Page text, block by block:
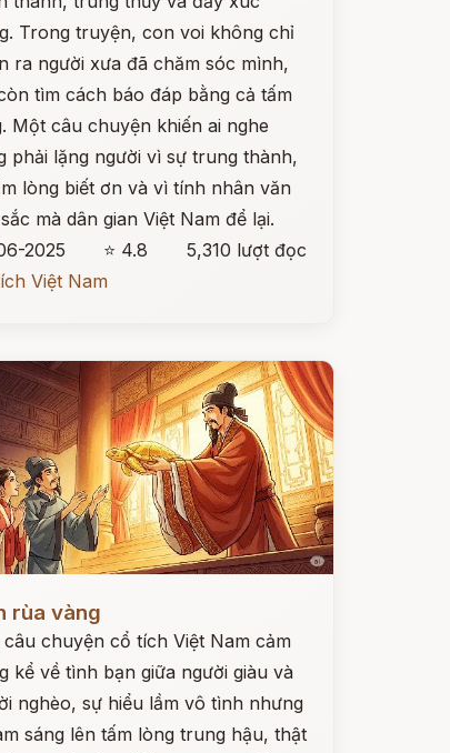
Trong truyện, con voi không chỉ
ra người xưa đã chăm sóc mình,
tìm cách báo đáp bằng cả tấm
Một câu chuyện khiến ai nghe
phải lặng người vì sự trung thành,
lòng biết ơn và vì tính nhân văn
mà dân gian Việt Nam để lại.
2025
⭐ 4.8
5,310 lượt đọc
Việt Nam
rùa vàng
chuyện cổ tích Việt Nam cảm
kể về tình bạn giữa người giàu và
nghèo, sự hiểu lầm vô tình nhưng
sáng lên tấm lòng trung hậu, thật